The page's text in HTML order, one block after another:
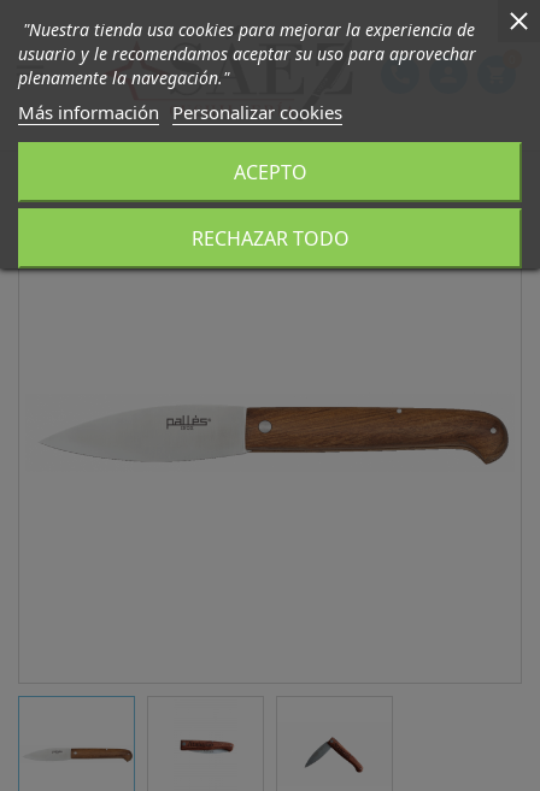

"Nuestra tienda usa cookies para mejorar la experiencia de
usuario y le recomendamos aceptar su uso para aprovechar
plenamente la navegación."
Más información Personalizar cookies
RECHAZAR TODO
ACEPTO